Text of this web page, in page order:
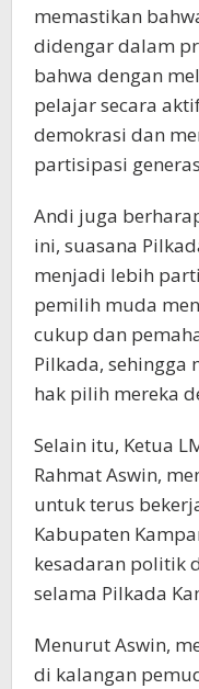
memastikan
didengar dalam
bahwa dengan
pelajar secara
demokrasi dan
partisipasi
Andi juga
ini, suasana
menjadi lebih
pemilih muda
cukup dan
Pilkada, sehingga
hak pilih mereka
Selain itu, Ketua
Rahmat Aswin,
untuk terus
Kabupaten
kesadaran politik
selama Pilkada
Menurut Aswin,
di kalangan